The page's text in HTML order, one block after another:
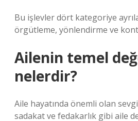
Bu işlevler dört kategoriye
örgütleme, yönlendirme ve
Ailenin temel
nelerdir?
Aile hayatında önemli olan
sadakat ve fedakarlık gibi aile